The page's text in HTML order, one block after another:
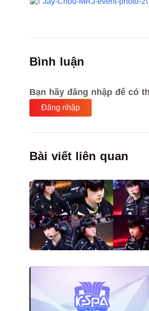
Bình luận
Bạn hãy đăng nhập để có
Đăng nhập
Bài viết liên quan